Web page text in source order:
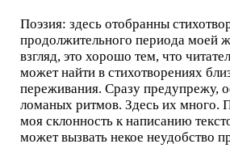
Поэзия: здесь отобранны
продолжительного периода моей
взгляд, это хорошо тем, что
может найти в стихотворениях
переживания. Сразу предупрежу,
ломаных ритмов. Здесь их много.
моя склонность к написанию
может вызвать некое неудобство